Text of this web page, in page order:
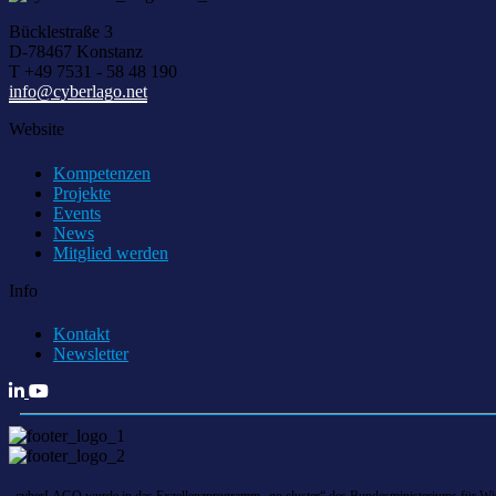
Bücklestraße 3
D-78467 Konstanz
T +49 7531 - 58 48 190
info@cyberlago.net
Website
Kompetenzen
Projekte
Events
News
Mitglied werden
Info
Kontakt
Newsletter